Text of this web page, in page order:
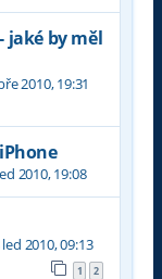
jaké by měl
2010, 19:31
2010, 19:08
led 2010, 09:13
1 2